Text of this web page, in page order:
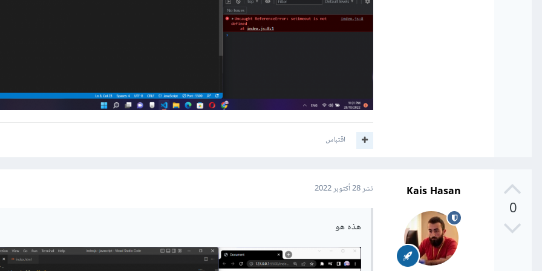
اقتباس
0
Kais Hasan نشر28 أكتوبر 2022
هذه هو